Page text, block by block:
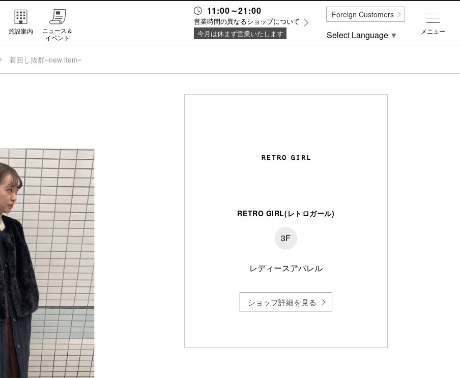
11:00～21:00
営業時間の異なるショップについて
今月は休まず営業いたします
施設案内
ニュース＆
イベント
着回し抜群~new item~
RETRO GIRL(レトロガール)
3F
レディースアパレル
ショップ詳細を見る
メニュー
Foreign Customers
Select Language ▼